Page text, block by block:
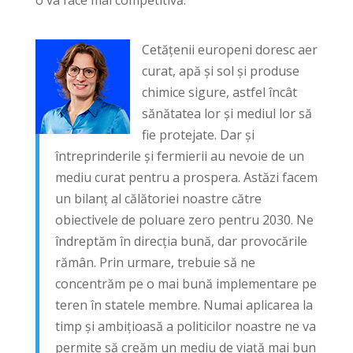
Cetăţenii europeni doresc aer
curat, apă şi sol şi produse
chimice sigure, astfel încât
sănătatea lor şi mediul lor să
fie protejate. Dar și
întreprinderile și fermierii au nevoie de un
mediu curat pentru a prospera. Astăzi facem
un bilanț al călătoriei noastre către
obiectivele de poluare zero pentru 2030. Ne
îndreptăm în direcția bună, dar provocările
rămân. Prin urmare, trebuie să ne
concentrăm pe o mai bună implementare pe
teren în statele membre. Numai aplicarea la
timp și ambițioasă a politicilor noastre ne va
permite să creăm un mediu de viață mai bun